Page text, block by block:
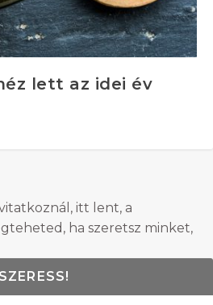
lett az idei év
itt lent, a
ha szeretsz minket,